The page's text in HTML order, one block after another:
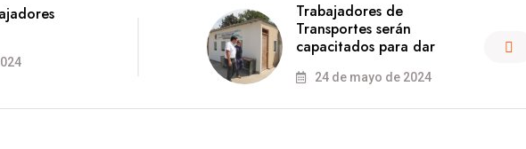
Trabajadores de
Transportes serán
capacitados para dar
24 de mayo de 2024